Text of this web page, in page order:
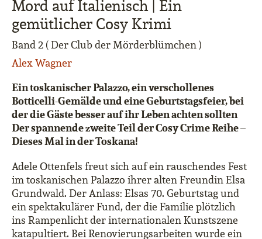
Mord auf Italienisch | Ein
gemütlicher Cosy Krimi
Band 2 ( Der Club der Mörderblümchen )
Alex Wagner
Ein toskanischer Palazzo, ein verschollenes
Botticelli-Gemälde und eine Geburtstagsfeier, bei
der die Gäste besser auf ihr Leben achten sollten
Der spannende zweite Teil der Cosy Crime Reihe –
Dieses Mal in der Toskana!
Adele Ottenfels freut sich auf ein rauschendes Fest
im toskanischen Palazzo ihrer alten Freundin Elsa
Grundwald. Der Anlass: Elsas 70. Geburtstag und
ein spektakulärer Fund, der die Familie plötzlich
ins Rampenlicht der internationalen Kunstszene
katapultiert. Bei Renovierungsarbeiten wurde ein